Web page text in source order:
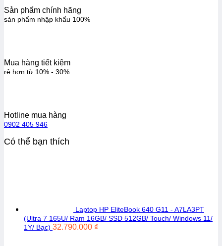
Sản phẩm chính hãng
sản phẩm nhập khẩu 100%
Mua hàng tiết kiệm
rẻ hơn từ 10% - 30%
Hotline mua hàng
0902 405 946
Có thể bạn thích
Laptop HP EliteBook 640 G11 - A7LA3PT
(Ultra 7 165U/ Ram 16GB/ SSD 512GB/ Touch/ Windows 11/
1Y/ Bạc) 32.790.000 ₫